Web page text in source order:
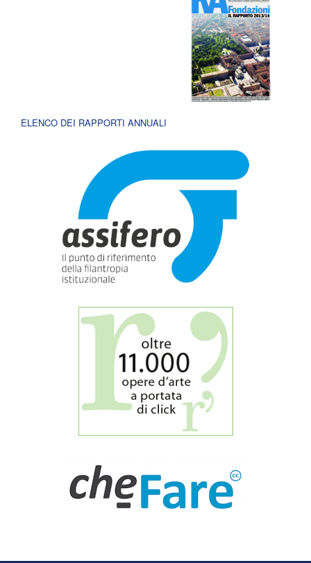
ELENCO DEI RAPPORTI ANNUALI